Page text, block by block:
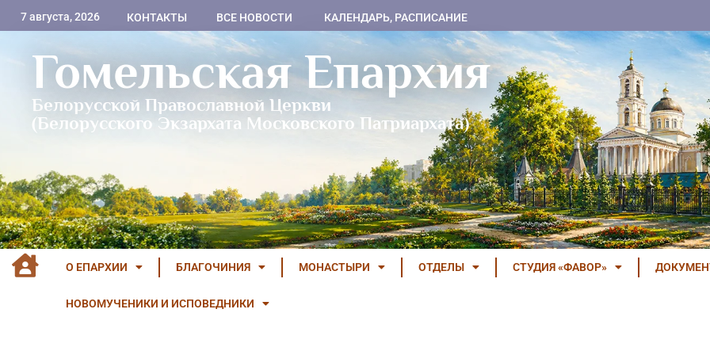
7 августа, 2026 КОНТАКТЫ ВСЕ НОВОСТИ КАЛЕНДАРЬ, РАСПИСАНИЕ
Гомельская Епархия
Белорусской Православной Церкви
(Белорусского Экзархата Московского Патриархата)
О ЕПАРХИИ БЛАГОЧИНИЯ МОНАСТЫРИ ОТДЕЛЫ СТУДИЯ «ФАВОР»
НОВОМУЧЕНИКИ И ИСПОВЕДНИКИ